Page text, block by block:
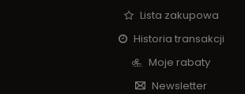
Lista zakupowa
Historia transakcji
Moje rabaty
Newsletter